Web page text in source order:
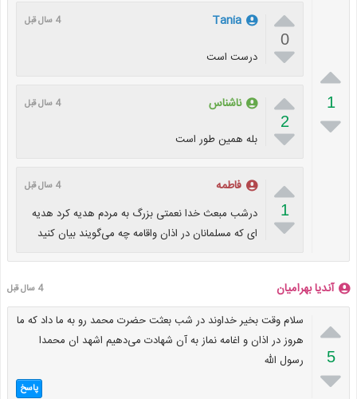

1


0

Tania 4 سال قبل
درست است

2

ناشناس 4 سال قبل
بله همين طور است

1

فاطمه 4 سال قبل
درشب مبعث خدا نعمتی بزرگ به مردم هدیه کرد هدیه
ای که مسلمانان در اذان واقامه چه می‌گویند بیان کنید
آندیا بهرامیان 4 سال قبل

5

سلام وقت بخیر خداوند در شب بعثت حضرت محمد رو به ما داد که ما
هروز در اذان و اغامه نماز به آن شهادت می‌دهیم اشهد ان محمدا
رسول الله
پاسخ